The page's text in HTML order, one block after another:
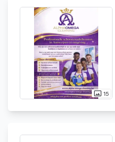
photo_size_select_actual 15